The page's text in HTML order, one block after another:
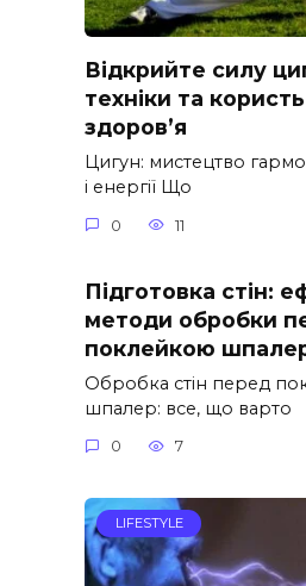
Відкрийте силу
техніки та
здоров’я
Цигун: мистецтво
і енергії Що
0 11
Підготовка стін:
методи обробки
поклейкою
Обробка стін перед
шпалер: все, що варто
0 7
LIFESTYLE